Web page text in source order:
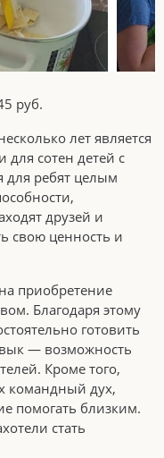
руб.
лет является
сотен детей с
для ребят целым
друзей и
свою ценность и
приобретение
Благодаря этому
готовить
— возможность
Кроме того,
командный дух,
помогать близким.
стать